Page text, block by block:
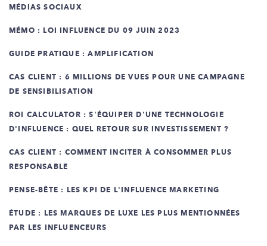
MÉDIAS SOCIAUX
MÉMO : LOI INFLUENCE DU 09 JUIN 2023
GUIDE PRATIQUE : AMPLIFICATION
CAS CLIENT : 6 MILLIONS DE VUES POUR UNE CAMPAGNE
DE SENSIBILISATION
ROI CALCULATOR : S'ÉQUIPER D'UNE TECHNOLOGIE
D'INFLUENCE : QUEL RETOUR SUR INVESTISSEMENT ?
CAS CLIENT : COMMENT INCITER À CONSOMMER PLUS
RESPONSABLE
PENSE-BÊTE : LES KPI DE L'INFLUENCE MARKETING
ÉTUDE : LES MARQUES DE LUXE LES PLUS MENTIONNÉES
PAR LES INFLUENCEURS